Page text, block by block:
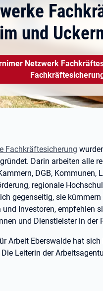
und
in neuem Tab
Netzwerk
Fachkräftesicherung
Darin arbeiten alle
DGB, Kommunen,
regionale
gegenseitig, sie
und Investoren, empfehlen
und Dienstleister in der
Arbeit Eberswalde hat
Leiterin der